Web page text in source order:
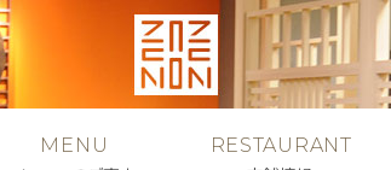
MENU RESTAURANT